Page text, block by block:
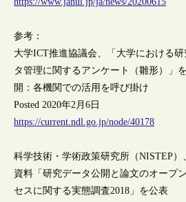
参考：
大学ICT推進協議会、「大学における研
タ管理に関するアンケート（雛形）」
開：各機関での活用を呼び掛け
Posted 2020年2月6日
https://current.ndl.go.jp/node/40178
科学技術・学術政策研究所（NISTEP）
資料「研究データ公開と論文のオープ
セスに関する実態調査2018」を公表